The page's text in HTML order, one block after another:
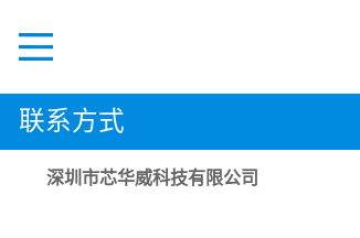
联系方式
深圳市芯华威科技有限公司